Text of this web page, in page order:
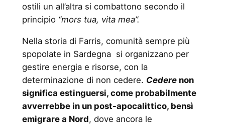
ostili un all’altra si combattono secondo il
principio “mors tua, vita mea”.
Nella storia di Farris, comunità sempre più
spopolate in Sardegna si organizzano per
gestire energia e risorse, con la
determinazione di non cedere. Cederenon
significa estinguersi, come probabilmente
avverrebbe in un post-apocalittico, bensì
emigrare a Nord, dove ancora le